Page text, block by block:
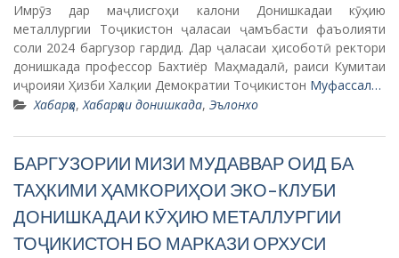
Имрӯз дар маҷлисгоҳи калони Донишкадаи кӯҳию
металлургии Тоҷикистон ҷаласаи ҷамъбасти фаъолияти
соли 2024 баргузор гардид. Дар ҷаласаи ҳисоботӣ ректори
донишкада профессор Бахтиёр Маҳмадалӣ, раиси Кумитаи
иҷроияи Ҳизби Халқии Демократии Тоҷикистон Муфассал…
Хабарҳо,Хабарҳои донишкада, Эълонхо
БАРГУЗОРИИ МИЗИ МУДАВВАР ОИД БА
ТАҲКИМИ ҲАМКОРИҲОИ ЭКО-КЛУБИ
ДОНИШКАДАИ КӮҲИЮ МЕТАЛЛУРГИИ
ТОҶИКИСТОН БО МАРКАЗИ ОРХУСИ